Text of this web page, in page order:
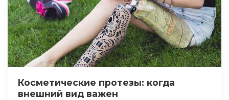
Косметические протезы: когда
внешний вид важен